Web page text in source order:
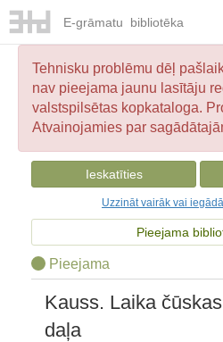
E-grāmatu bibliotēka
Tehnisku problēmu dēļ
nav pieejama jaunu lasītāju
valstspilsētas kopkataloga.
Atvainojamies par
Ieskatīties
Uzzināt vairāk vai
Pieejama
Pieejama
Kauss. Laika
daļa